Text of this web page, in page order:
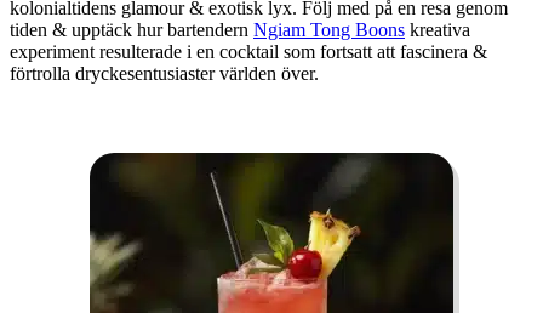
kolonialtidens glamour & exotisk lyx. Följ med på en resa genom
tiden & upptäck hur bartendern Ngiam Tong Boons kreativa
experiment resulterade i en cocktail som fortsatt att fascinera &
förtrolla dryckesentusiaster världen över.